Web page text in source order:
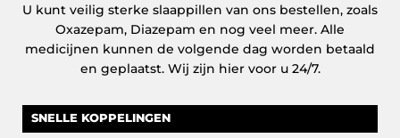
U kunt veilig sterke slaappillen van ons bestellen, zoals
Oxazepam, Diazepam en nog veel meer. Alle
medicijnen kunnen de volgende dag worden betaald
en geplaatst. Wij zijn hier voor u 24/7.
SNELLE KOPPELINGEN